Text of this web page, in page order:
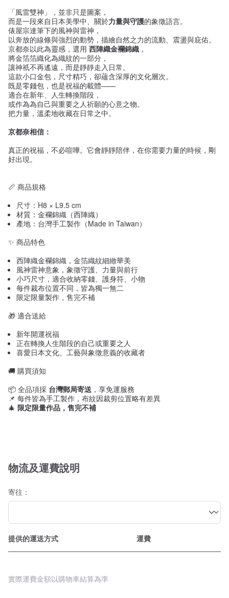
「風雷雙神」，並非只是圖案，
而是一段來自日本美學中、關於力量與守護的象徵語言。
俵屋宗達筆下的風神與雷神，
以奔放的線條與強烈的動勢，描繪自然之力的流動、震盪與庇佑。
京都奈以此為靈感，選用西陣織金襴錦織 ，
將金箔箔織化為織紋的一部分，
讓神祇不再遙遠，而是靜靜走入日常。
這款小口金包，尺寸精巧，卻蘊含深厚的文化層次。
既是零錢包，也是祝福的載體——
適合在新年、人生轉換階段，
或作為為自己與重要之人祈願的心意之物。
把力量，溫柔地收藏在日常之中。
京都奈相信：
真正的祝福，不必喧嘩。它會靜靜陪伴，在你需要力量的時候，剛
好出現。
📏 商品規格
尺寸：H8 × L9.5 cm
材質：金襴錦織（西陣織）
產地：台灣手工製作（Made in Taiwan）
✨ 商品特色
西陣織金襴錦織，金箔織紋細緻華美
風神雷神意象，象徵守護、力量與前行
小巧尺寸，適合收納零錢、護身符、小物
每件裁布位置不同，皆為獨一無二
限定限量製作，售完不補
🎁 適合送給
新年開運祝福
正在轉換人生階段的自己或重要之人
喜愛日本文化、工藝與象徵意義的收藏者
🚚 購買須知
📦 全品項採 台灣郵局寄送 ，享免運服務
📌 每件皆為手工製作，布紋因裁剪位置略有差異
🎄限定限量作品，售完不補
物流及運費說明
寄往：
提供的運送方式 運費
實際運費金額以購物車結算為準